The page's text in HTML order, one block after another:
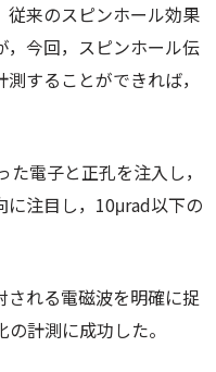
従来のスピンホール効果
，今回，スピンホール伝
することができれば，
電子と正孔を注入し，
に注目し，10μrad以下の
れる電磁波を明確に捉
計測に成功した。